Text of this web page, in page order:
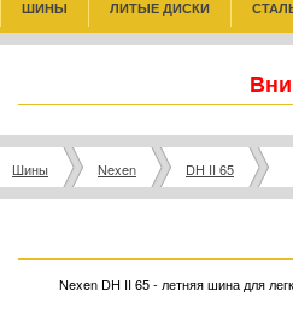
ШИНЫ ЛИТЫЕ ДИСКИ
Шины Nexen DH II 65
Nexen DH II 65 - летняя шина для